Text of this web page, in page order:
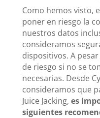
Como hemos visto,
poner en riesgo la
nuestros datos
consideramos
dispositivos. A
de riesgo si no se
necesarias. Desde
consideramos que
Juice Jacking, es
siguientes